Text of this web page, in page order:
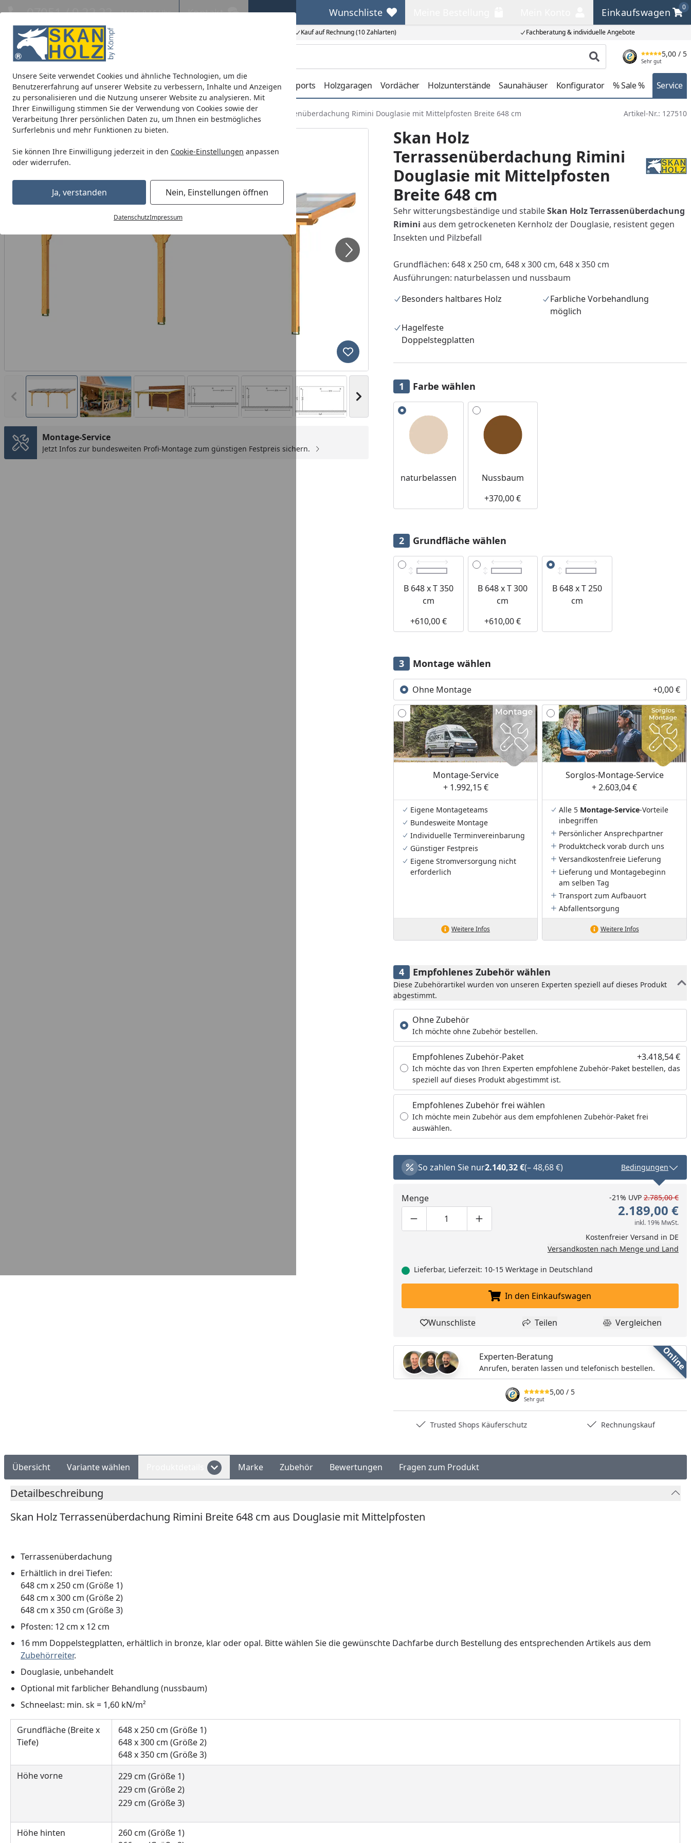
Unsere Seite verwendet Cookies und ähnliche Technologien, um die
Benutzererfahrung auf unserer Website zu verbessern, Inhalte und Anzeigen
zu personalisieren und die Nutzung unserer Website zu analysieren. Mit
Ihrer Einwilligung stimmen Sie der Verwendung von Cookies sowie der
Verarbeitung Ihrer persönlichen Daten zu, um Ihnen ein bestmögliches
Surferlebnis und mehr Funktionen zu bieten.
Sie können Ihre Einwilligung jederzeit in den Cookie-Einstellungen anpassen
oder widerrufen.
Ja, verstanden Nein, Einstellungen öffnen
DatenschutzImpressum
Eigene Montage-Teams Kauf auf Rechnung (10 Zahlarten) Fachberatung & individuelle Angebote
07051 / 9 22 22 Mo-Fr. 8-16 Uhr Kontakt Wunschliste
Wunschliste Einkaufswagen
0
Einkaufswagen
Produkt suchen
5,00 / 5
Sehr gut
Blockbohlenhäuser CrossCube Pavillons Terrassenüberdachungen Carports Holzgaragen Vordächer Holzunterstände Saunahäuser Konfigurator % Sale % Service
Startseite
Terrassenüberdachungen zum Wandanbau Douglasie Skan Holz Terrassenüberdachung Rimini Douglasie mit Mittelpfosten Breite 648 cm Artikel-Nr.: 127510
Vorheriges Bild anzeigen Nächstes Bild anzeigen
Produkt zur Wunschliste hinzufügen
Montage-Service
Jetzt Infos zur bundesweiten Profi-Montage zum günstigen Festpreis sichern.
Skan Holz
Terrassenüberdachung Rimini
Douglasie mit Mittelpfosten
Breite 648 cm
Sehr witterungsbeständige und stabileSkan Holz Terrassenüberdachung
Rimini aus dem getrockeneten Kernholz der Douglasie, resistent gegen
Insekten und Pilzbefall
Grundflächen: 648 x 250 cm, 648 x 300 cm, 648 x 350 cm
Ausführungen: naturbelassen und nussbaum
Besonders haltbares Holz
Farbliche Vorbehandlung
möglich
Hagelfeste
Doppelstegplatten
Farbe wählen
Alle anzeigen (2)
naturbelassen
Nussbaum
+370,00 €
Grundfläche wählen
Alle anzeigen (3)
B 648 x T 350
cm
+610,00 €
B 648 x T 300
cm
+610,00 €
B 648 x T 250
cm
Montage wählen
Ohne Montage +0,00 €
Montage-Service
+ 1.992,15 €
Eigene Montageteams
Bundesweite Montage
Individuelle Terminvereinbarung
Günstiger Festpreis
Eigene Stromversorgung nicht
erforderlich
Weitere Infos
Sorglos-Montage-Service
+ 2.603,04 €
Alle 5 Montage-Service-Vorteile
inbegriffen
Persönlicher Ansprechpartner
Produktcheck vorab durch uns
Versandkostenfreie Lieferung
Lieferung und Montagebeginn
am selben Tag
Transport zum Aufbauort
Abfallentsorgung
Weitere Infos
Empfohlenes Zubehör wählen
Diese Zubehörartikel wurden von unseren Experten speziell auf dieses Produkt
abgestimmt.
Ohne Zubehör
Ich möchte ohne Zubehör bestellen.
Empfohlenes Zubehör-Paket +3.418,54 €
Ich möchte das von Ihren Experten empfohlene Zubehör-Paket bestellen, das
speziell auf dieses Produkt abgestimmt ist.
Empfohlenes Zubehör frei wählen
Ich möchte mein Zubehör aus dem empfohlenen Zubehör-Paket frei
auswählen.
So zahlen Sie nur2.140,32 €(– 48,68 €) Bedingungen
Menge
Produktmenge um eins verringern
Produktmenge manuell eingeben
Produktmenge um eins erhöhen
-21% UVP 2.785,00 €
2.189,00 €
inkl. 19% MwSt.
Kostenfreier Versand in DE
Versandkosten nach Menge und Land
Lieferbar, Lieferzeit: 10-15 Werktage in Deutschland
In den Einkaufswagen legen
In den Einkaufswagen
Produkt zur Wunschliste hinzufügen
Wunschliste Teilen
Teilen Produkt
Vergleichen
Online
Experten-Beratung
Anrufen, beraten lassen und telefonisch bestellen.
5,00 / 5
Sehr gut
Trusted Shops Käuferschutz Rechnungskauf
Übersicht Variante wählen Marke Zubehör Bewertungen Fragen zum Produkt
Detailbeschreibung
Skan Holz Terrassenüberdachung Rimini Breite 648 cm aus Douglasie mit Mittelpfosten
Terrassenüberdachung
Erhältlich in drei Tiefen:
648 cm x 250 cm (Größe 1)
648 cm x 300 cm (Größe 2)
648 cm x 350 cm (Größe 3)
Pfosten: 12 cm x 12 cm
16 mm Doppelstegplatten, erhältlich in bronze, klar oder opal. Bitte wählen Sie die gewünschte Dachfarbe durch Bestellung des entsprechenden Artikels aus dem
Zubehörreiter.
Douglasie, unbehandelt
Optional mit farblicher Behandlung (nussbaum)
Schneelast: min. sk = 1,60 kN/m²
Grundfläche (Breite x
Tiefe)
648 x 250 cm (Größe 1)
648 x 300 cm (Größe 2)
648 x 350 cm (Größe 3)
Höhe vorne
229 cm (Größe 1)
229 cm (Größe 2)
229 cm (Größe 3)
Höhe hinten
260 cm (Größe 1)